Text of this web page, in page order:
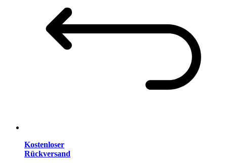
Kostenloser
Rückversand